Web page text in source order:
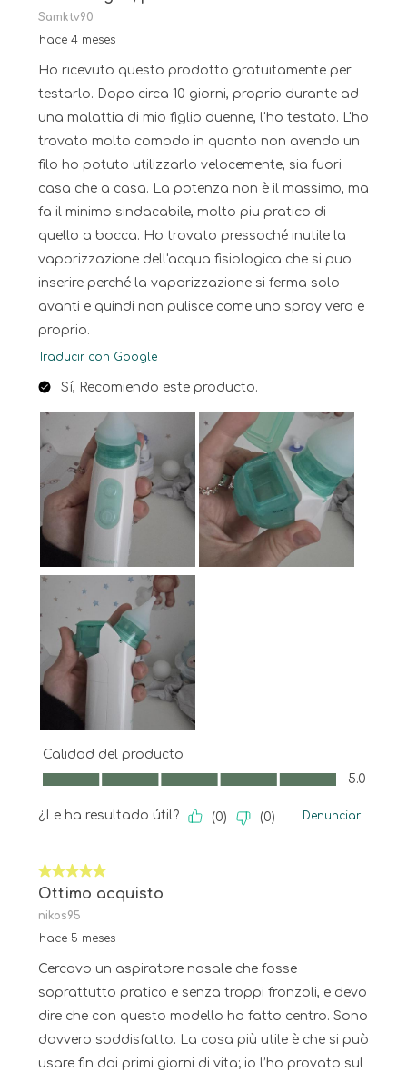
Samktv90
hace 4 meses
Ho ricevuto questo prodotto gratuitamente per
testarlo. Dopo circa 10 giorni, proprio durante ad
una malattia di mio figlio duenne, l'ho testato. L'ho
trovato molto comodo in quanto non avendo un
filo ho potuto utilizzarlo velocemente, sia fuori
casa che a casa. La potenza non è il massimo, ma
fa il minimo sindacabile, molto piu pratico di
quello a bocca. Ho trovato pressoché inutile la
vaporizzazione dell'acqua fisiologica che si puo
inserire perché la vaporizzazione si ferma solo
avanti e quindi non pulisce come uno spray vero e
proprio.
Traducir con Google
Sí, Recomiendo este producto.
Calidad del producto
Calidad del producto, 5.0 de 5
5.0
¿Le ha resultado útil? (0) (0) Denunciar
5 de 5 estrellas.
Ottimo acquisto
nikos95
hace 5 meses
Cercavo un aspiratore nasale che fosse
soprattutto pratico e senza troppi fronzoli, e devo
dire che con questo modello ho fatto centro. Sono
davvero soddisfatto. La cosa più utile è che si può
usare fin dai primi giorni di vita; io l’ho provato sul